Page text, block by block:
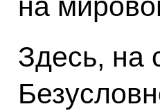
Здесь, на